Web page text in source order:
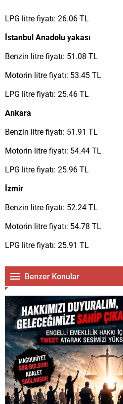
LPG litre fiyatı: 26.06 TL
İstanbul Anadolu yakası
Benzin litre fiyatı: 51.08 TL
Motorin litre fiyatı: 53.45 TL
LPG litre fiyatı: 25.46 TL
Ankara
Benzin litre fiyatı: 51.91 TL
Motorin litre fiyatı: 54.44 TL
LPG litre fiyatı: 25.96 TL
İzmir
Benzin litre fiyatı: 52.24 TL
Motorin litre fiyatı: 54.78 TL
LPG litre fiyatı: 25.91 TL
Benzer Konular